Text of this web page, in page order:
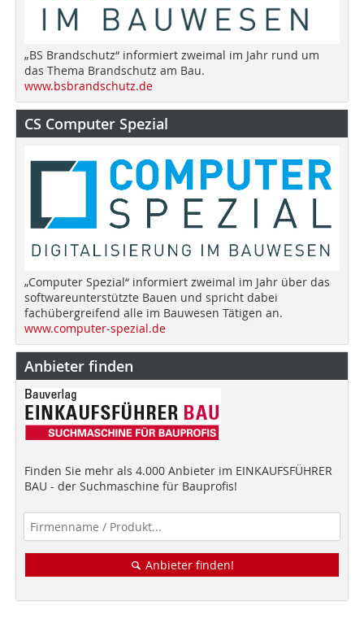
„BS Brandschutz“ informiert zweimal im Jahr rund um
das Thema Brandschutz am Bau.
www.bsbrandschutz.de
CS Computer Spezial
„Computer Spezial“ informiert zweimal im Jahr über das
softwareunterstützte Bauen und spricht dabei
fachübergreifend alle im Bauwesen Tätigen an.
www.computer-spezial.de
Anbieter finden
Finden Sie mehr als 4.000 Anbieter im EINKAUFSFÜHRER
BAU - der Suchmaschine für Bauprofis!
Anbieter finden!